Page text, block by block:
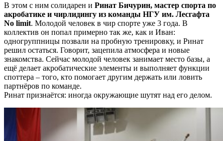
В этом с ним солидарен и Ринат Бичурин, мастер спорта по
акробатике и чирлидингу из команды НГУ им. Лесгафта
No limit. Молодой человек в чир спорте уже 3 года. В
коллектив он попал примерно так же, как и Иван:
одногруппницы позвали на пробную тренировку, и Ринат
решил остаться. Говорит, зацепила атмосфера и новые
знакомства. Сейчас молодой человек занимает место базы, а
ещё делает акробатические элементы и выполняет функции
споттера – того, кто помогает другим держать или ловить
партнёров по команде.
Ринат признаётся: иногда окружающие шутят над его делом.